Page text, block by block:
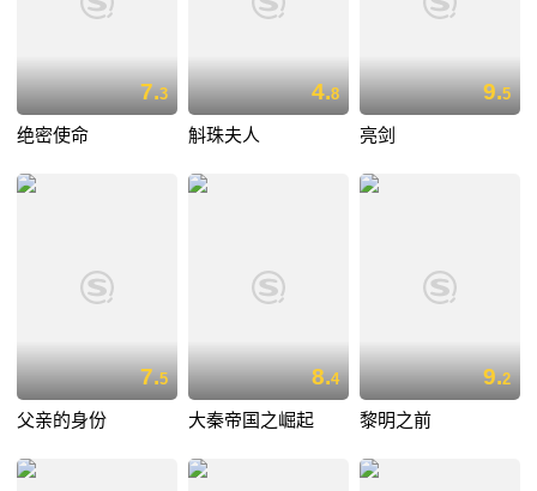
7.3
绝密使命
4.8
斛珠夫人
9.5
亮剑
7.5
父亲的身份
8.4
大秦帝国之崛起
9.2
黎明之前